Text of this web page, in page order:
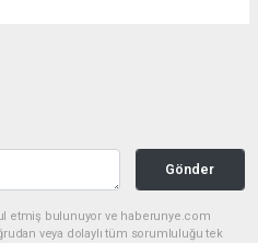
Gönder
etmiş bulunuyor ve haberunye.com
veya dolaylı tüm sorumluluğu tek